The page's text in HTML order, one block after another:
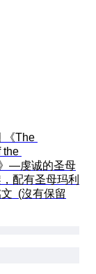
《The
the
—虔诚的圣母
配有圣母玛利
(沒有保留